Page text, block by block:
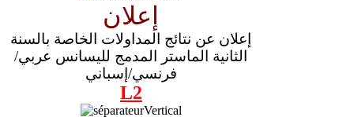
إعلان
إعلان عن نتائج المداولات الخاصة بالسنة
الثانية الماستر المدمج لليسانس عربي/
فرنسي/إسباني
L2